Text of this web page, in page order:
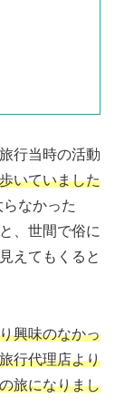
行当時の活動
いていました
なかった
、世間で俗に
えてもくると
興味のなかっ
行代理店より
旅になりまし